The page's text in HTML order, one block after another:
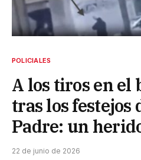
POLICIALES
A los tiros en el
tras los festejos
Padre: un
22 de junio de 2026